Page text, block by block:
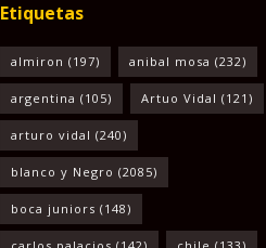
Etiquetas
almiron (197) anibal mosa (232)
argentina (105) Artuo Vidal (121)
arturo vidal (240)
blanco y Negro (2085)
boca juniors (148)